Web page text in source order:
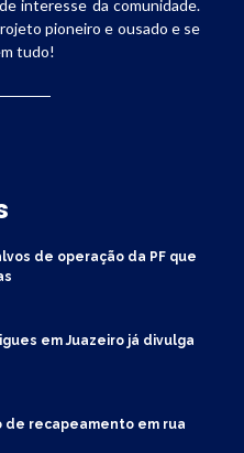
interesse da comunidade.
pioneiro e ousado e se
tudo!
de operação da PF que
em Juazeiro já divulga
de recapeamento em rua